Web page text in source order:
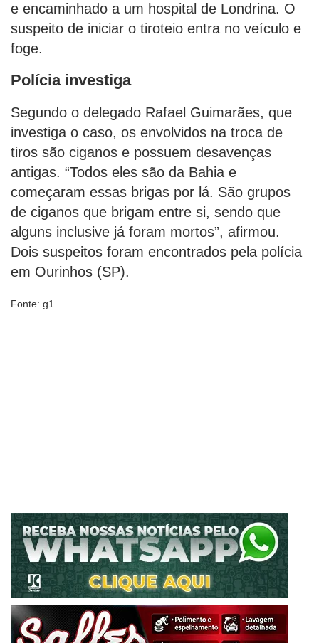
e encaminhado a um hospital de Londrina. O
suspeito de iniciar o tiroteio entra no veículo e
foge.
Polícia investiga
Segundo o delegado Rafael Guimarães, que
investiga o caso, os envolvidos na troca de
tiros são ciganos e possuem desavenças
antigas. “Todos eles são da Bahia e
começaram essas brigas por lá. São grupos
de ciganos que brigam entre si, sendo que
alguns inclusive já foram mortos”, afirmou.
Dois suspeitos foram encontrados pela polícia
em Ourinhos (SP).
Fonte: g1